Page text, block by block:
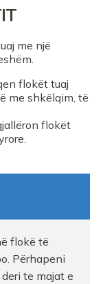
me një
flokët tuaj
me shkëlqim, të
flokët
flokë të
Përhapeni
te majat e